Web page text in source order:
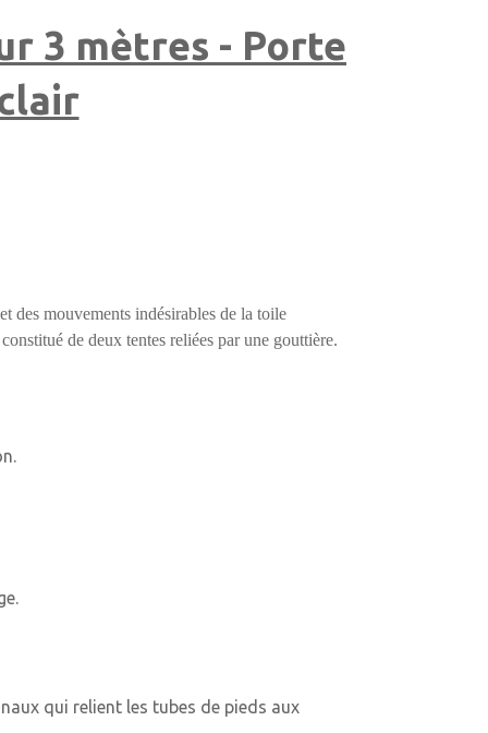
3 mètres - Porte
des mouvements indésirables de la toile
de deux tentes reliées par une gouttière.
qui relient les tubes de pieds aux